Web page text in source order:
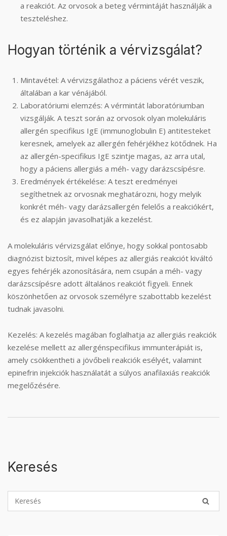
a reakciót. Az orvosok a beteg vérmintáját használják a
teszteléshez.
Hogyan történik a vérvizsgálat?
Mintavétel: A vérvizsgálathoz a páciens vérét veszik,
általában a kar vénájából.
Laboratóriumi elemzés: A vérmintát laboratóriumban
vizsgálják. A teszt során az orvosok olyan molekuláris
allergén specifikus IgE (immunoglobulin E) antitesteket
keresnek, amelyek az allergén fehérjékhez kötődnek. Ha
az allergén-specifikus IgE szintje magas, az arra utal,
hogy a páciens allergiás a méh- vagy darázscsípésre.
Eredmények értékelése: A teszt eredményei
segíthetnek az orvosnak meghatározni, hogy melyik
konkrét méh- vagy darázsallergén felelős a reakciókért,
és ez alapján javasolhatják a kezelést.
A molekuláris vérvizsgálat előnye, hogy sokkal pontosabb
diagnózist biztosít, mivel képes az allergiás reakciót kiváltó
egyes fehérjék azonosítására, nem csupán a méh- vagy
darázscsípésre adott általános reakciót figyeli. Ennek
köszönhetően az orvosok személyre szabottabb kezelést
tudnak javasolni.
Kezelés: A kezelés magában foglalhatja az allergiás reakciók
kezelése mellett az allergénspecifikus immunterápiát is,
amely csökkentheti a jövőbeli reakciók esélyét, valamint
epinefrin injekciók használatát a súlyos anafilaxiás reakciók
megelőzésére.
Keresés